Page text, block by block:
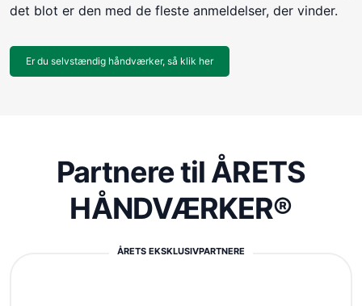
det blot er den med de fleste anmeldelser, der vinder.
Er du selvstændig håndværker, så klik her
Partnere til ÅRETS
HÅNDVÆRKER®
ÅRETS EKSKLUSIVPARTNERE